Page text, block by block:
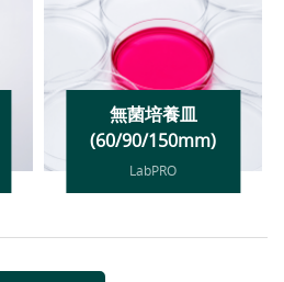
無菌培養皿
(60/90/150mm)
LabPRO